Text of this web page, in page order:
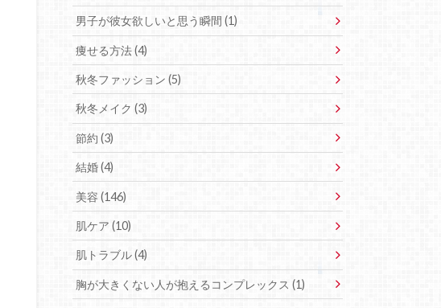
男子が彼女欲しいと思う瞬間 (1)
痩せる方法 (4)
秋冬ファッション (5)
秋冬メイク (3)
節約 (3)
結婚 (4)
美容 (146)
肌ケア (10)
肌トラブル (4)
胸が大きくない人が抱えるコンプレックス (1)